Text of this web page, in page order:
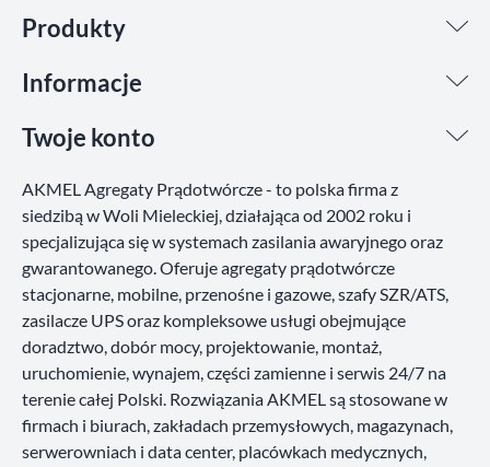
Produkty
Informacje
Twoje konto
AKMEL Agregaty Prądotwórcze - to polska firma z
siedzibą w Woli Mieleckiej, działająca od 2002 roku i
specjalizująca się w systemach zasilania awaryjnego oraz
gwarantowanego. Oferuje agregaty prądotwórcze
stacjonarne, mobilne, przenośne i gazowe, szafy SZR/ATS,
zasilacze UPS oraz kompleksowe usługi obejmujące
doradztwo, dobór mocy, projektowanie, montaż,
uruchomienie, wynajem, części zamienne i serwis 24/7 na
terenie całej Polski. Rozwiązania AKMEL są stosowane w
firmach i biurach, zakładach przemysłowych, magazynach,
serwerowniach i data center, placówkach medycznych,